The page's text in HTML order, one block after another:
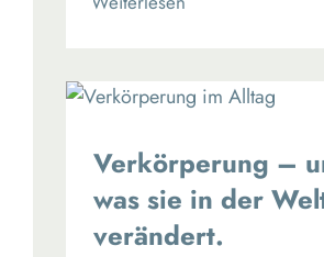
Verkörperung –
was sie in der
verändert.